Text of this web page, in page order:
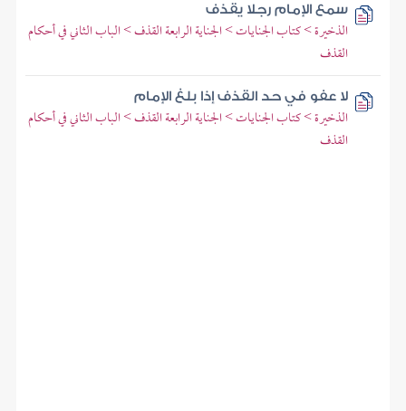
سمع الإمام رجلا يقذف
الذخيرة > كتاب الجنايات > الجناية الرابعة القذف > الباب الثاني في أحكام
القذف
لا عفو في حد القذف إذا بلغ الإمام
الذخيرة > كتاب الجنايات > الجناية الرابعة القذف > الباب الثاني في أحكام
القذف